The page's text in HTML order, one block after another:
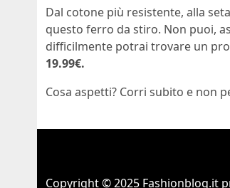
Dal cotone più resistente, alla
questo ferro da stiro. Non puoi,
difficilmente potrai trovare un
19.99€.
Cosa aspetti? Corri subito e non
Copyright © 2025 Fashionblog.it